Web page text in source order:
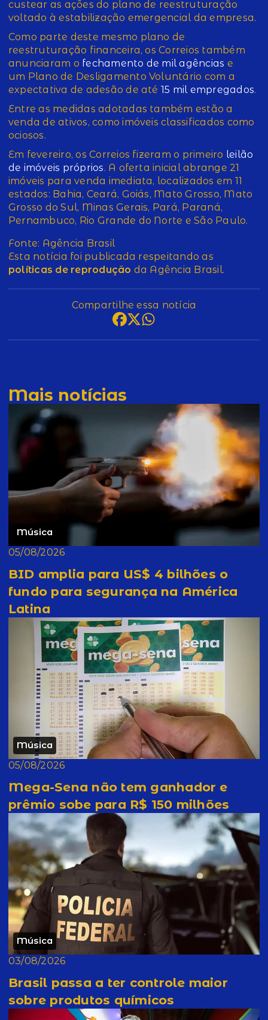
custear as ações do plano de reestruturação
voltado à estabilização emergencial da empresa.
Como parte deste mesmo plano de
reestruturação financeira, os Correios também
anunciaram o fechamento de mil agências e
um Plano de Desligamento Voluntário com a
expectativa de adesão de até 15 mil empregados.
Entre as medidas adotadas também estão a
venda de ativos, como imóveis classificados como
ociosos.
Em fevereiro, os Correios fizeram o primeiro leilão
de imóveis próprios. A oferta inicial abrange 21
imóveis para venda imediata, localizados em 11
estados: Bahia, Ceará, Goiás, Mato Grosso, Mato
Grosso do Sul, Minas Gerais, Pará, Paraná,
Pernambuco, Rio Grande do Norte e São Paulo.
Fonte: Agência Brasil
Esta notícia foi publicada respeitando as
políticas de reprodução da Agência Brasil.
Compartilhe essa notícia
Mais notícias
Música
05/08/2026
BID amplia para US$ 4 bilhões o
fundo para segurança na América
Latina
Música
05/08/2026
Mega-Sena não tem ganhador e
prêmio sobe para R$ 150 milhões
Música
03/08/2026
Brasil passa a ter controle maior
sobre produtos químicos